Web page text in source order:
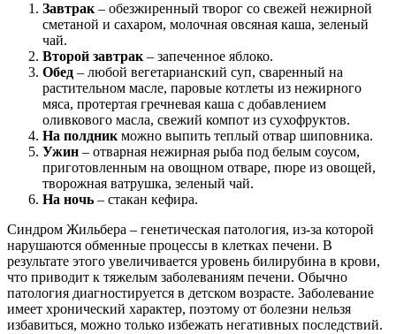
Завтрак – обезжиренный творог со свежей нежирной
сметаной и сахаром, молочная овсяная каша, зеленый
чай.
Второй завтрак – запеченное яблоко.
Обед – любой вегетарианский суп, сваренный на
растительном масле, паровые котлеты из нежирного
мяса, протертая гречневая каша с добавлением
оливкового масла, свежий компот из сухофруктов.
На полдник можно выпить теплый отвар шиповника.
Ужин – отварная нежирная рыба под белым соусом,
приготовленным на овощном отваре, пюре из овощей,
творожная ватрушка, зеленый чай.
На ночь – стакан кефира.
Синдром Жильбера – генетическая патология, из-за которой
нарушаются обменные процессы в клетках печени. В
результате этого увеличивается уровень билирубина в крови,
что приводит к тяжелым заболеваниям печени. Обычно
патология диагностируется в детском возрасте. Заболевание
имеет хронический характер, поэтому от болезни нельзя
избавиться, можно только избежать негативных последствий.